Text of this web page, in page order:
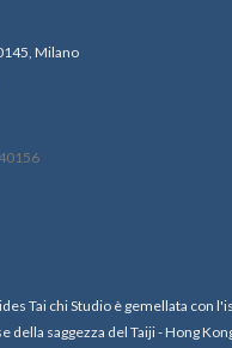
Milano
Tai chi Studio è gemellata con
della saggezza del Taiji - Hong